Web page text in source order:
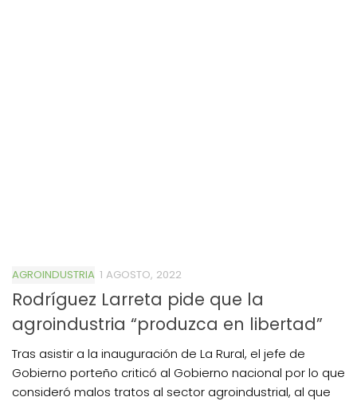
AGROINDUSTRIA 1 AGOSTO, 2022
Rodríguez Larreta pide que la
agroindustria “produzca en libertad”
Tras asistir a la inauguración de La Rural, el jefe de
Gobierno porteño criticó al Gobierno nacional por lo que
consideró malos tratos al sector agroindustrial, al que